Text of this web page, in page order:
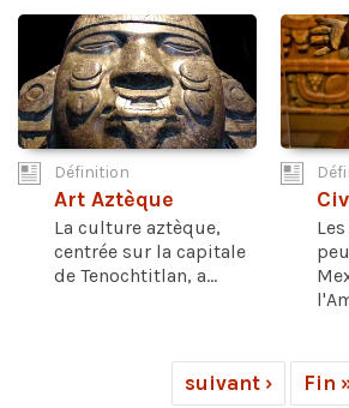
Définition
Art Aztèque
La culture aztèque,
centrée sur la capitale
de Tenochtitlan, a...
suivant › Fin